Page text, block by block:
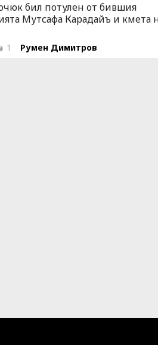
бил потулен от бившия
Мутсафа Карадайъ и кмета
1 Румен Димитров